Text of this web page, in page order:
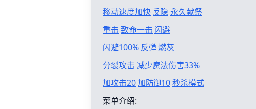
移动速度加快 反隐 永久献祭
重击 致命一击 闪避
闪避100% 反弹燃灰
分裂攻击 减少魔法伤害33%
加攻击20加防御10秒杀模式
菜单介绍: